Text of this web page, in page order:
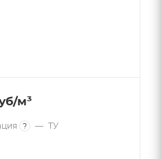
/м³
? — ТУ